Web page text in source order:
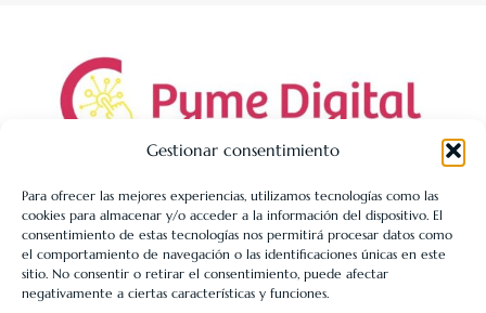
Gestionar consentimiento
Para ofrecer las mejores experiencias, utilizamos tecnologías como las
cookies para almacenar y/o acceder a la información del dispositivo. El
consentimiento de estas tecnologías nos permitirá procesar datos como
el comportamiento de navegación o las identificaciones únicas en este
sitio. No consentir o retirar el consentimiento, puede afectar
negativamente a ciertas características y funciones.
LIBRERÍA UNIVERSITARIA LEÓN 1980 SLL ha sido beneficiaria
de Fondos Europeos, cuyo objetivo es la mejora de la
competitividad de las PYMES, y gracias al cual ha puesto en
marcha un Plan de Acción con el objetivo de reforzar la